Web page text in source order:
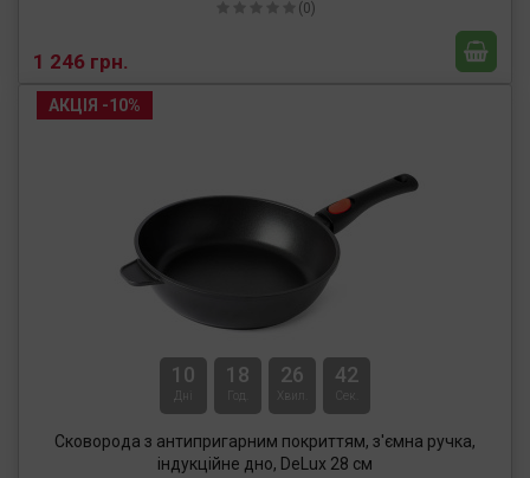
(0)
1 246 грн.
АКЦІЯ -10%
10
Дні
18
Год.
26
Хвил.
41
Сек.
Сковорода з антипригарним покриттям, з'ємна ручка,
індукційне дно, DeLux 28 см